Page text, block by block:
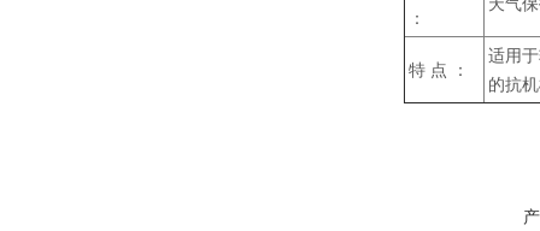
：
特 点 ：
适用
的抗